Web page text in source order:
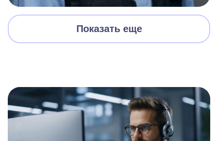
Показать еще